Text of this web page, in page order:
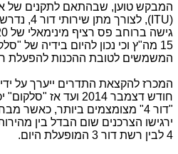
המבקש טוען, שבהתאם לתקנים של
(
ITU
), לצורך
המשמשים לטובת ההכנות להפעלת
המכרז להקצאת התדרים ייערך על
חודש דצמבר 2014 ועד
"דור 4" מצומצמים ביותר, כאשר
ירגישו הצרכנים שום הבדל בין
4 לבין רשת דור 3 המופעלת היום.